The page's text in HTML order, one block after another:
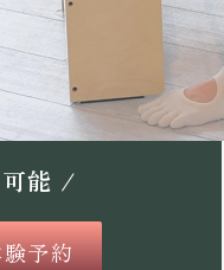
可能 /
予約